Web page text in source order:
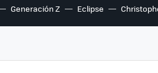
Generación Z Eclipse